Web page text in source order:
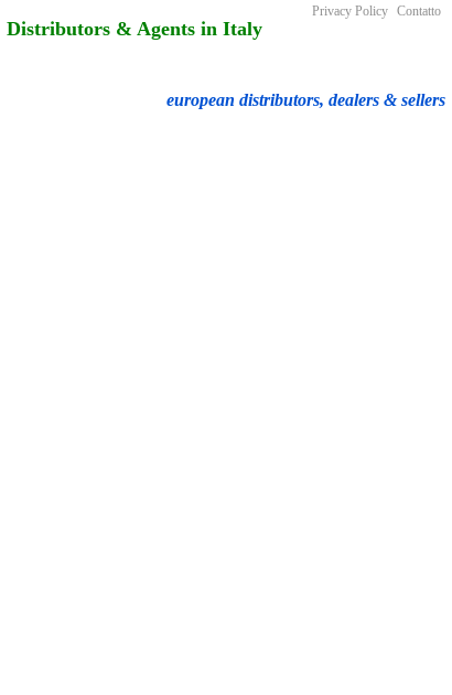
Distributors & Agents in Italy
european distributors, dealers & sellers
Privacy Policy Contatto